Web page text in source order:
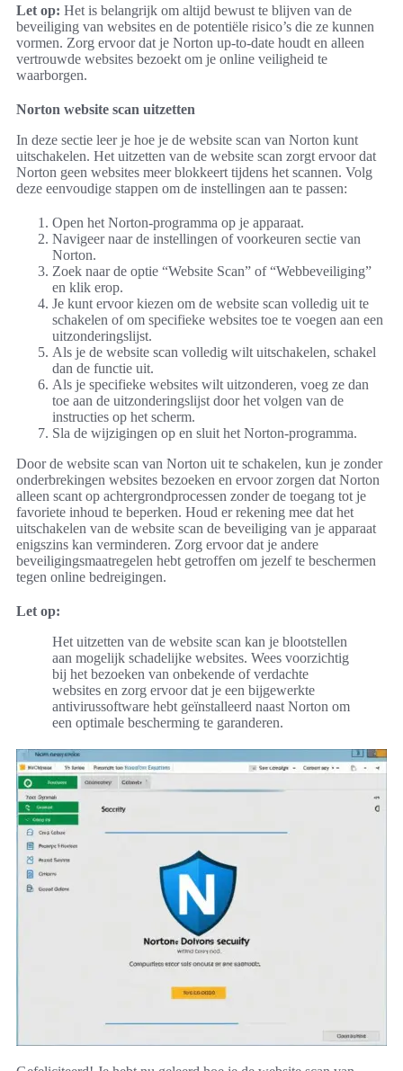
Let op: Het is belangrijk om altijd bewust te blijven van de
beveiliging van websites en de potentiële risico’s die ze kunnen
vormen. Zorg ervoor dat je Norton up-to-date houdt en alleen
vertrouwde websites bezoekt om je online veiligheid te
waarborgen.
Norton website scan uitzetten
In deze sectie leer je hoe je de website scan van Norton kunt
uitschakelen. Het uitzetten van de website scan zorgt ervoor dat
Norton geen websites meer blokkeert tijdens het scannen. Volg
deze eenvoudige stappen om de instellingen aan te passen:
Open het Norton-programma op je apparaat.
Navigeer naar de instellingen of voorkeuren sectie van
Norton.
Zoek naar de optie “Website Scan” of “Webbeveiliging”
en klik erop.
Je kunt ervoor kiezen om de website scan volledig uit te
schakelen of om specifieke websites toe te voegen aan een
uitzonderingslijst.
Als je de website scan volledig wilt uitschakelen, schakel
dan de functie uit.
Als je specifieke websites wilt uitzonderen, voeg ze dan
toe aan de uitzonderingslijst door het volgen van de
instructies op het scherm.
Sla de wijzigingen op en sluit het Norton-programma.
Door de website scan van Norton uit te schakelen, kun je zonder
onderbrekingen websites bezoeken en ervoor zorgen dat Norton
alleen scant op achtergrondprocessen zonder de toegang tot je
favoriete inhoud te beperken. Houd er rekening mee dat het
uitschakelen van de website scan de beveiliging van je apparaat
enigszins kan verminderen. Zorg ervoor dat je andere
beveiligingsmaatregelen hebt getroffen om jezelf te beschermen
tegen online bedreigingen.
Let op:
Het uitzetten van de website scan kan je blootstellen
aan mogelijk schadelijke websites. Wees voorzichtig
bij het bezoeken van onbekende of verdachte
websites en zorg ervoor dat je een bijgewerkte
antivirussoftware hebt geïnstalleerd naast Norton om
een optimale bescherming te garanderen.